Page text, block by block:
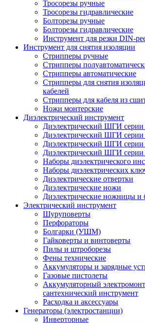
Тросорезы ручные
Тросорезы гидравлические
Болторезы ручные
Болторезы гидравлические
Инструмент для резки DIN-
Инструмент для снятия изоляции
Cтрипперы ручные
Cтрипперы
Cтрипперы автоматические
Стрипперы для снятия
кабелей
Стрипперы для кабеля из
Ножи монтерские
Диэлектрический инструмент
Диэлектрический ШГИ
Диэлектрический ШГИ
Диэлектрический ШГИ
Диэлектрический ШГИ
Наборы диэлектрического
Наборы диэлектрических
Диэлектрические отвертки
Диэлектрические ножи
Диэлектрические ножницы и
Электрический инструмент
Шуруповерты
Перфораторы
Болгарки (УШМ)
Гайковерты и винтоверты
Пилы и штроборезы
Фены технические
Аккумуляторы и зарядные
Газовые пистолеты
Аккумуляторный
сантехнический инструмент
Расходка и аксессуары
Генераторы (электростанции)
Инверторные